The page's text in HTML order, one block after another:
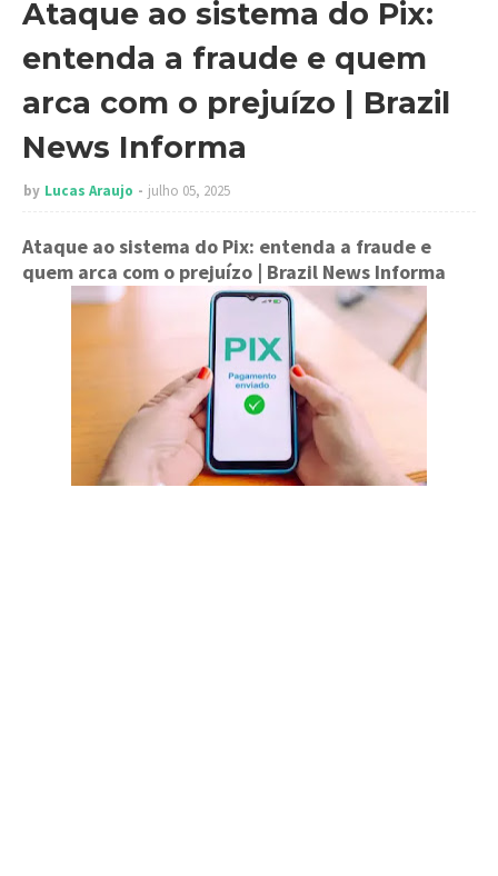
Ataque ao sistema do Pix:
entenda a fraude e quem
arca com o prejuízo | Brazil
News Informa
by Lucas Araujo julho 05, 2025
Ataque ao sistema do Pix: entenda a fraude e
quem arca com o prejuízo | Brazil News Informa